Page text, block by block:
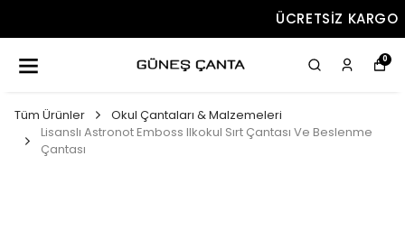
0
Tüm Ürünler
Okul Çantaları & Malzemeleri
Lisanslı Astronot Emboss Ilkokul Sırt Çantası Ve Beslenme
Çantası